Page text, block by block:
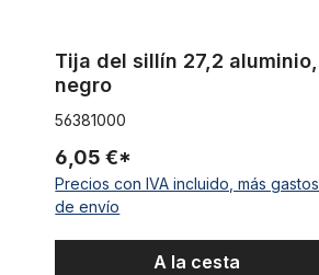
Tija del sillín 27,2 aluminio,
negro
56381000
6,05 €*
Precios con IVA incluido, más gastos
de envío
A la cesta